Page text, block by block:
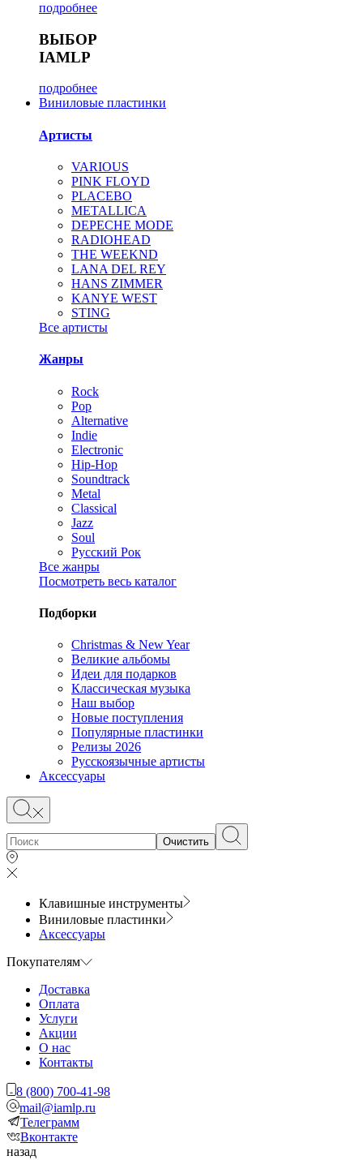
подробнее
ВЫБОР
IAMLP
подробнее
Виниловые пластинки
Артисты
VARIOUS
PINK FLOYD
PLACEBO
METALLICA
DEPECHE MODE
RADIOHEAD
THE WEEKND
LANA DEL REY
HANS ZIMMER
KANYE WEST
STING
Все артисты
Жанры
Rock
Pop
Alternative
Indie
Electronic
Hip-Hop
Soundtrack
Metal
Classical
Jazz
Soul
Русский Рок
Все жанры
Посмотреть весь каталог
Подборки
Christmas & New Year
Великие альбомы
Идеи для подарков
Классическая музыка
Наш выбор
Новые поступления
Популярные пластинки
Релизы 2026
Русскоязычные артисты
Аксессуары
Очистить
Клавишные инструменты
Виниловые пластинки
Аксессуары
Покупателям
Доставка
Оплата
Услуги
Акции
О нас
Контакты
8 (800) 700-41-98
mail@iamlp.ru
Телеграмм
Вконтакте
назад